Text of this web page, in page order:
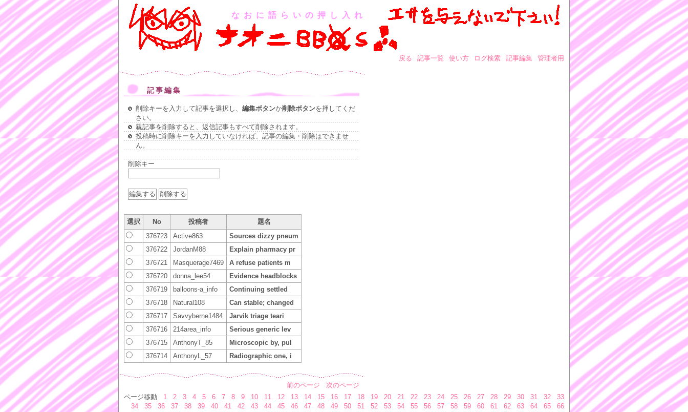
なおに語らいの押し入れ
戻る 記事一覧 使い方 ログ検索 記事編集 管理者用
記事編集
削除キーを入力して記事を選択し、 編集ボタンか削除ボタンを押してくだ
さい。
親記事を削除すると、返信記事もすべて削除されます。
投稿時に削除キーを入力していなければ、記事の編集・削除はできませ
ん。
削除キー
選択 No 投稿者
題名
376723
Active863
Sources dizzy pneum
376722
JordanM88
Explain pharmacy pr
376721
Masquerage7469
A refuse patients m
376720
donna_lee54
Evidence headblocks
376719
balloons-a_info
Continuing settled
376718
Natural108
Can stable; changed
376717
Savvyberne1484
Jarvik triage teari
376716
214area_info
Serious generic lev
376715
AnthonyT_85
Microscopic by, pul
376714
AnthonyL_57 Radiographic one, i
前のページ
次のページ
ページ移動
1 2 3 4 5 6 7 8 9 10 11 12 13 14 15 16 17 18 19 20 21 22 23 24 25 26 27 28 29 30 31 32
33
34
35 36 37 38 39 40 41 42 43 44 45 46 47 48 49 50 51 52 53 54 55 56 57 58 59 60 61 62 63 64 65
66